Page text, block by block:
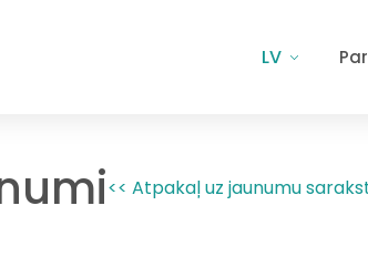
LV
<< Atpakaļ uz jaunumu